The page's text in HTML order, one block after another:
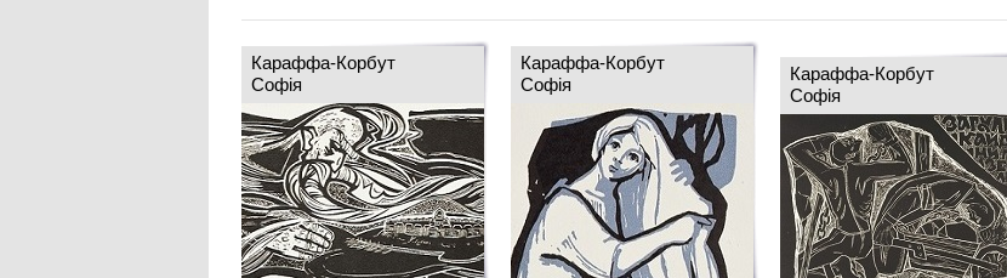
Караффа-Корбут
Софія
Караффа-Корбут
Софія
Караффа-Корбут
Софія